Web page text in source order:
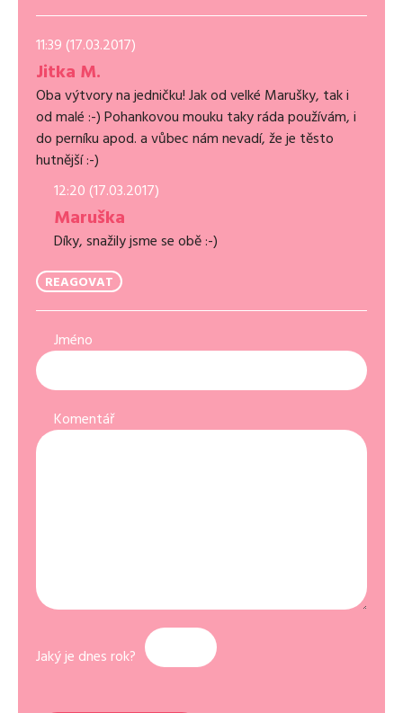
11:39 (17.03.2017)
Jitka M.
Oba výtvory na jedničku! Jak od velké Marušky, tak i
od malé :-) Pohankovou mouku taky ráda používám, i
do perníku apod. a vůbec nám nevadí, že je těsto
hutnější :-)
12:20 (17.03.2017)
Maruška
Díky, snažily jsme se obě :-)
REAGOVAT
Jméno
Komentář
Jaký je dnes rok?